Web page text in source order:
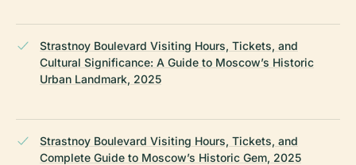
Strastnoy Boulevard Visiting Hours, Tickets, and
Cultural Significance: A Guide to Moscow’s Historic
Urban Landmark, 2025
Strastnoy Boulevard Visiting Hours, Tickets, and
Complete Guide to Moscow’s Historic Gem, 2025